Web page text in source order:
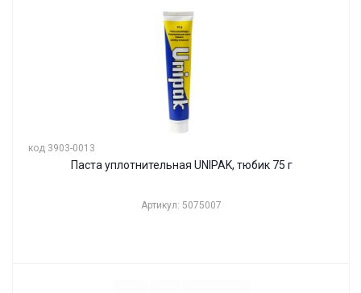
код 3903-0013
Паста уплотнительная UNIPAK, тюбик 75 г
Артикул: 5075007